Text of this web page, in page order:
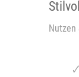
Nutzen